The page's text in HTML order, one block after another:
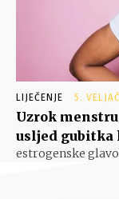
LIJEČENJE 5.
Uzrok
usljed gubitka
estrogenske